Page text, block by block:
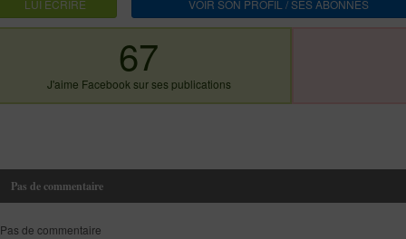
LUI ECRIRE VOIR SON PROFIL / SES ABONNES
67
J'aime Facebook sur ses publications
Pas de commentaire
Pas de commentaire